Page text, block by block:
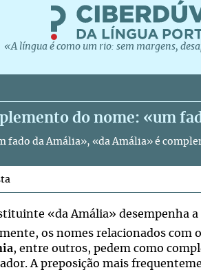
«A língua é como um rio: sem margens,
do nome: «um
fado da Amália», «da Amália» é
«da Amália» desempenha
os nomes relacionados com
, entre outros, pedem como
A preposição mais